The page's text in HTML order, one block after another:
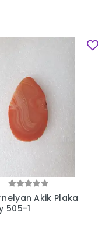
Akik Plaka
505-1